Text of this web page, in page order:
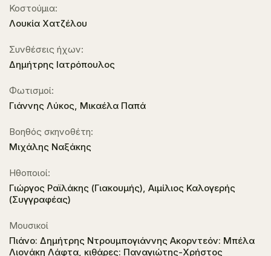
Κοστούμια:
Λουκία Χατζέλου
Συνθέσεις ήχων:
Δημήτρης Ιατρόπουλος
Φωτισμοί:
Γιάννης Λύκος, Μικαέλα Παπά
Βοηθός σκηνοθέτη:
Μιχάλης Ναξάκης
Ηθοποιοί:
Γιώργος Ραϊλάκης (Γιακουμής), Αιμίλιος Καλογερής
(Συγγραφέας)
Μουσικοί
Πιάνο: Δημήτρης Ντρουμπογιάννης Ακορντεόν: Μπέλα
Λιονάκη Λάφτα, κιθάρες: Παναγιώτης-Χρήστος